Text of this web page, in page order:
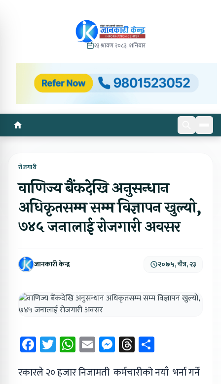
२३ श्रावण २०८३, शनिबार
रोजगारी
वाणिज्य बैंकदेखि अनुसन्धान
अधिकृतसम्म सम्म विज्ञापन खुल्यो,
७४५ जनालाई रोजगारी अवसर
जानकारी केन्द्र २०७५, चैत्र, २३
Facebook
Twitter
WhatsApp
EmailMessenger
Threads
रकारले २० हजार निजामती कर्मचारीको नयाँ भर्ना गर्ने